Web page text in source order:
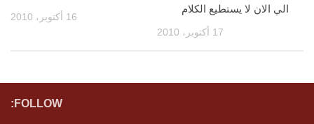
16 أكتوبر، 2010
الي الان لا يستطيع الكلام
17 أكتوبر، 2010
FOLLOW: